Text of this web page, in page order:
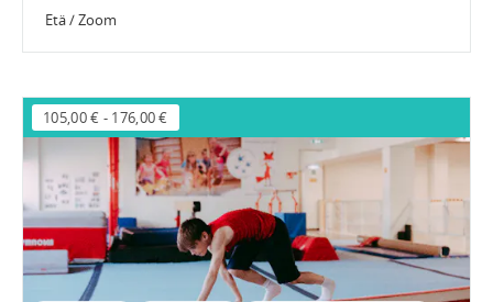
Etä / Zoom
105,00 € - 176,00 €